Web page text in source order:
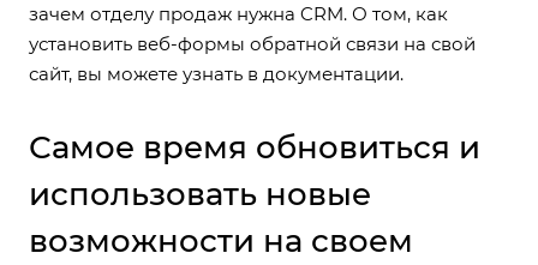
зачем отделу продаж нужна CRM. О том, как
установить веб-формы обратной связи на свой
сайт, вы можете узнать в документации.
Самое время обновиться и
использовать новые
возможности на своем